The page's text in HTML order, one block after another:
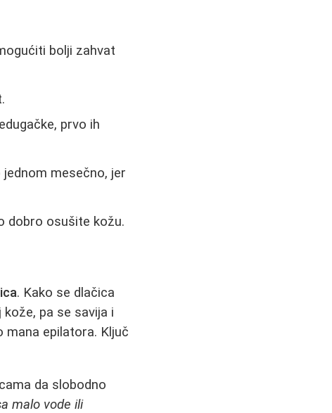
bolji zahvat
prvo ih
jednom mesečno, jer
dobro osušite kožu.
. Kako se dlačica
pa se savija i
mana epilatora. Ključ
da slobodno
malo vode ili